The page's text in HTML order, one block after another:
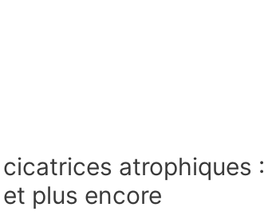
atrophiques :
plus encore